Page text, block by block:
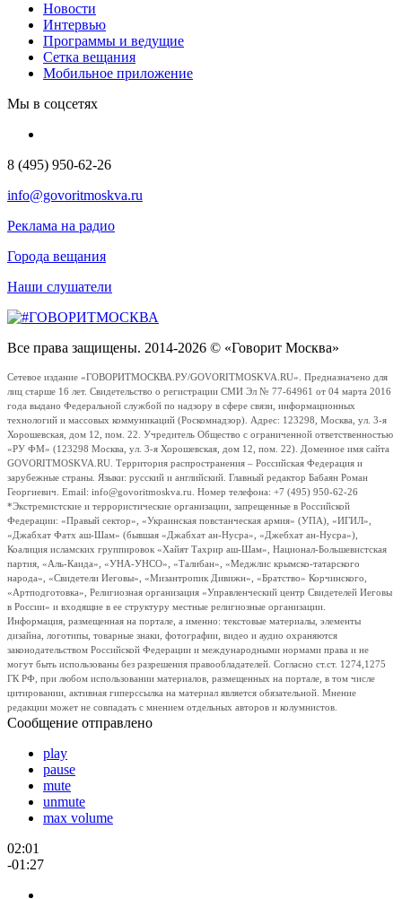
Новости
Интервью
Программы и ведущие
Сетка вещания
Мобильное приложение
Мы в соцсетях
8 (495) 950-62-26
info@govoritmoskva.ru
Реклама на радио
Города вещания
Наши слушатели
Все права защищены. 2014-2026 © «Говорит Москва»
Сетевое издание «ГОВОРИТМОСКВА.РУ/GOVORITMOSKVA.RU». Предназначено для
лиц старше 16 лет. Свидетельство о регистрации СМИ Эл № 77-64961 от 04 марта 2016
года выдано Федеральной службой по надзору в сфере связи, информационных
технологий и массовых коммуникаций (Роскомнадзор). Адрес: 123298, Москва, ул. 3-я
Хорошевская, дом 12, пом. 22. Учредитель Общество с ограниченной ответственностью
«РУ ФМ» (123298 Москва, ул. 3-я Хорошевская, дом 12, пом. 22). Доменное имя сайта
GOVORITMOSKVA.RU. Территория распространения – Российская Федерация и
зарубежные страны. Языки: русский и английский. Главный редактор Бабаян Роман
Георгиевич. Email: info@govoritmoskva.ru. Номер телефона: +7 (495) 950-62-26
*Экстремистские и террористические организации, запрещенные в Российской
Федерации: «Правый сектор», «Украинская повстанческая армия» (УПА), «ИГИЛ»,
«Джабхат Фатх аш-Шам» (бывшая «Джабхат ан-Нусра», «Джебхат ан-Нусра»),
Коалиция исламских группировок «Хайят Тахрир аш-Шам», Национал-Большевистская
партия, «Аль-Каида», «УНА-УНСО», «Талибан», «Меджлис крымско-татарского
народа», «Свидетели Иеговы», «Мизантропик Дивижн», «Братство» Корчинского,
«Артподготовка», Религиозная организация «Управленческий центр Свидетелей Иеговы
в России» и входящие в ее структуру местные религиозные организации.
Информация, размещенная на портале, а именно: текстовые материалы, элементы
дизайна, логотипы, товарные знаки, фотографии, видео и аудио охраняются
законодательством Российской Федерации и международными нормами права и не
могут быть использованы без разрешения правообладателей. Согласно ст.ст. 1274,1275
ГК РФ, при любом использовании материалов, размещенных на портале, в том числе
цитировании, активная гиперссылка на материал является обязательной. Мнение
редакции может не совпадать с мнением отдельных авторов и колумнистов.
Сообщение отправлено
play
pause
mute
unmute
max volume
02:01
-01:27